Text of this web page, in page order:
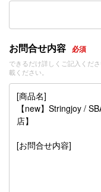
お問合せ内容 必須
できるだけ詳しくご記入くだ
載ください。